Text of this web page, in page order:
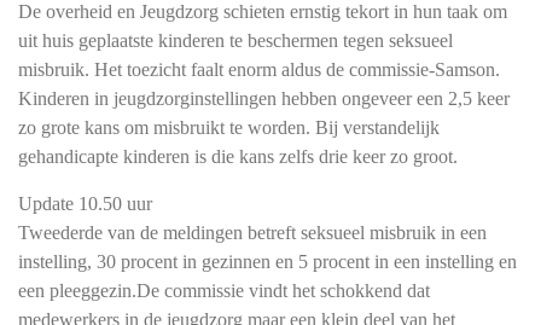
De overheid en Jeugdzorg schieten ernstig tekort in hun taak om
uit huis geplaatste kinderen te beschermen tegen seksueel
misbruik. Het toezicht faalt enorm aldus de commissie-Samson.
Kinderen in jeugdzorginstellingen hebben ongeveer een 2,5 keer
zo grote kans om misbruikt te worden. Bij verstandelijk
gehandicapte kinderen is die kans zelfs drie keer zo groot.
Update 10.50 uur
Tweederde van de meldingen betreft seksueel misbruik in een
instelling, 30 procent in gezinnen en 5 procent in een instelling en
een pleeggezin.De commissie vindt het schokkend dat
medewerkers in de jeugdzorg maar een klein deel van het